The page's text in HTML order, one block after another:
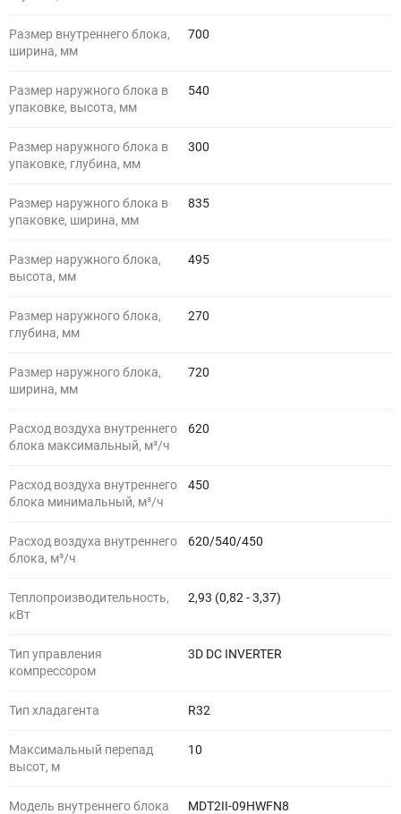
Размер внутреннего блока,
ширина, мм
700
Размер наружного блока в
упаковке, высота, мм
540
Размер наружного блока в
упаковке, глубина, мм
300
Размер наружного блока в
упаковке, ширина, мм
835
Размер наружного блока,
высота, мм
495
Размер наружного блока,
глубина, мм
270
Размер наружного блока,
ширина, мм
720
Расход воздуха внутреннего
блока максимальный, м³/ч
620
Расход воздуха внутреннего
блока минимальный, м³/ч
450
Расход воздуха внутреннего
блока, м³/ч
620/540/450
Теплопроизводительность,
кВт
2,93 (0,82 - 3,37)
Тип управления
компрессором
3D DC INVERTER
Тип хладагента R32
Максимальный перепад
высот, м
10
Модель внутреннего блока MDT2II-09HWFN8